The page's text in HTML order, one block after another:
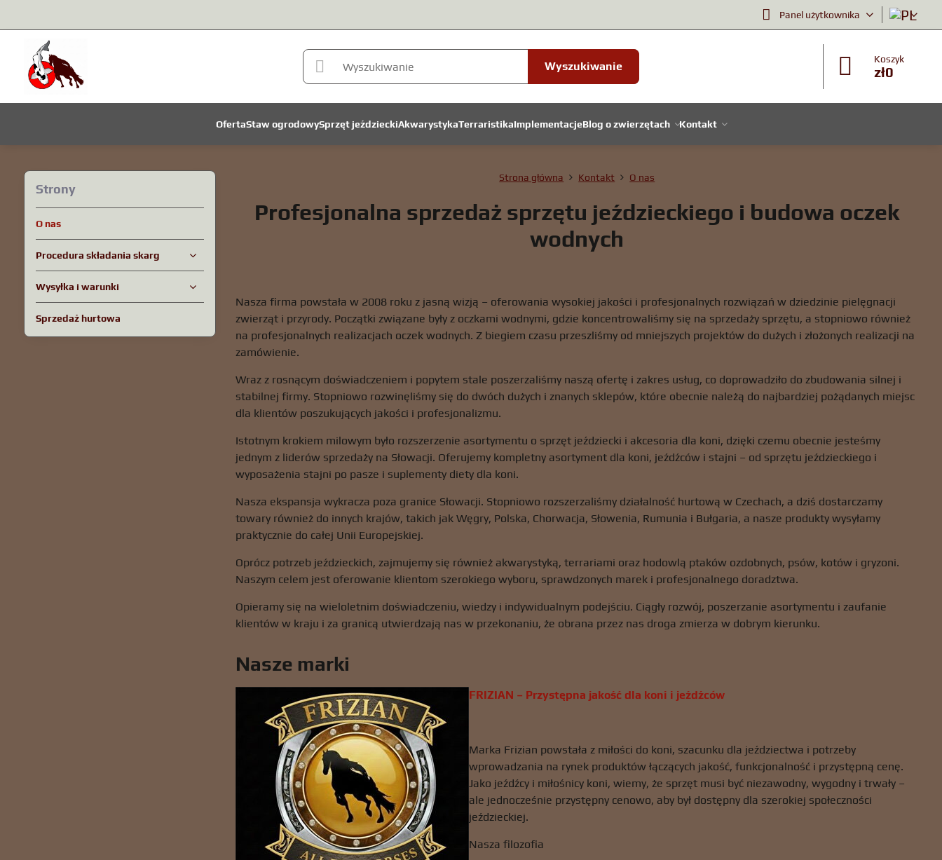
Panel użytkownika
Wyszukiwanie
Koszyk
zł0
OfertaStaw ogrodowySprzęt jeździeckiAkwarystykaTerraristikaImplementacjeBlog o zwierzętach Kontakt
Strona główna Kontakt O nas
Profesjonalna sprzedaż sprzętu jeździeckiego i budowa oczek
wodnych
Nasza firma powstała w 2008 roku z jasną wizją – oferowania wysokiej jakości i profesjonalnych rozwiązań w dziedzinie pielęgnacji
zwierząt i przyrody. Początki związane były z oczkami wodnymi, gdzie koncentrowaliśmy się na sprzedaży sprzętu, a stopniowo również
na profesjonalnych realizacjach oczek wodnych. Z biegiem czasu przeszliśmy od mniejszych projektów do dużych i złożonych realizacji na
zamówienie.
Wraz z rosnącym doświadczeniem i popytem stale poszerzaliśmy naszą ofertę i zakres usług, co doprowadziło do zbudowania silnej i
stabilnej firmy. Stopniowo rozwinęliśmy się do dwóch dużych i znanych sklepów, które obecnie należą do najbardziej pożądanych miejsc
dla klientów poszukujących jakości i profesjonalizmu.
Istotnym krokiem milowym było rozszerzenie asortymentu o sprzęt jeździecki i akcesoria dla koni, dzięki czemu obecnie jesteśmy
jednym z liderów sprzedaży na Słowacji. Oferujemy kompletny asortyment dla koni, jeźdźców i stajni – od sprzętu jeździeckiego i
wyposażenia stajni po pasze i suplementy diety dla koni.
Nasza ekspansja wykracza poza granice Słowacji. Stopniowo rozszerzaliśmy działalność hurtową w Czechach, a dziś dostarczamy
towary również do innych krajów, takich jak Węgry, Polska, Chorwacja, Słowenia, Rumunia i Bułgaria, a nasze produkty wysyłamy
praktycznie do całej Unii Europejskiej.
Oprócz potrzeb jeździeckich, zajmujemy się również akwarystyką, terrariami oraz hodowlą ptaków ozdobnych, psów, kotów i gryzoni.
Naszym celem jest oferowanie klientom szerokiego wyboru, sprawdzonych marek i profesjonalnego doradztwa.
Opieramy się na wieloletnim doświadczeniu, wiedzy i indywidualnym podejściu. Ciągły rozwój, poszerzanie asortymentu i zaufanie
klientów w kraju i za granicą utwierdzają nas w przekonaniu, że obrana przez nas droga zmierza w dobrym kierunku.
Nasze marki
FRIZIAN – Przystępna jakość dla koni i jeźdźców
Marka Frizian powstała z miłości do koni, szacunku dla jeździectwa i potrzeby
wprowadzania na rynek produktów łączących jakość, funkcjonalność i przystępną cenę.
Jako jeźdźcy i miłośnicy koni, wiemy, że sprzęt musi być niezawodny, wygodny i trwały –
ale jednocześnie przystępny cenowo, aby był dostępny dla szerokiej społeczności
jeździeckiej.
Nasza filozofia
Strony
O nas
Procedura składania skarg
Wysyłka i warunki
Sprzedaż hurtowa